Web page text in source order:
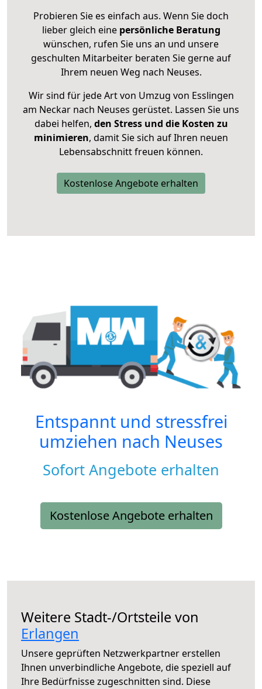
Probieren Sie es einfach aus. Wenn Sie doch
lieber gleich eine persönliche Beratung
wünschen, rufen Sie uns an und unsere
geschulten Mitarbeiter beraten Sie gerne auf
Ihrem neuen Weg nach Neuses.
Wir sind für jede Art von Umzug von Esslingen
am Neckar nach Neuses gerüstet. Lassen Sie uns
dabei helfen, den Stress und die Kosten zu
minimieren, damit Sie sich auf Ihren neuen
Lebensabschnitt freuen können.
Kostenlose Angebote erhalten
Entspannt und stressfrei
umziehen nach Neuses
Sofort Angebote erhalten
Kostenlose Angebote erhalten
Weitere Stadt-/Ortsteile von
Erlangen
Unsere geprüften Netzwerkpartner erstellen
Ihnen unverbindliche Angebote, die speziell auf
Ihre Bedürfnisse zugeschnitten sind. Diese